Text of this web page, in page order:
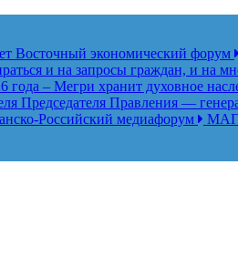
Восточный экономический форум
и на запросы граждан, и на
года – Мегри хранит духовное
Правления —
Российский медиафорум